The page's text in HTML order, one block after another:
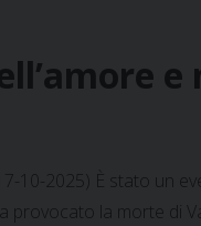
(17-10-2025) È stato un
provocato la morte di